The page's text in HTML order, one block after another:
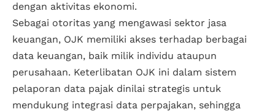
dengan aktivitas ekonomi.
Sebagai otoritas yang mengawasi sektor jasa
keuangan, OJK memiliki akses terhadap berbagai
data keuangan, baik milik individu ataupun
perusahaan. Keterlibatan OJK ini dalam sistem
pelaporan data pajak dinilai strategis untuk
mendukung integrasi data perpajakan, sehingga